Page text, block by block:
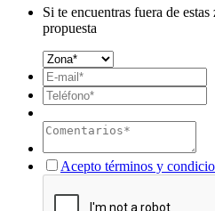
Si te encuentras fuera de
propuesta
Acepto términos y